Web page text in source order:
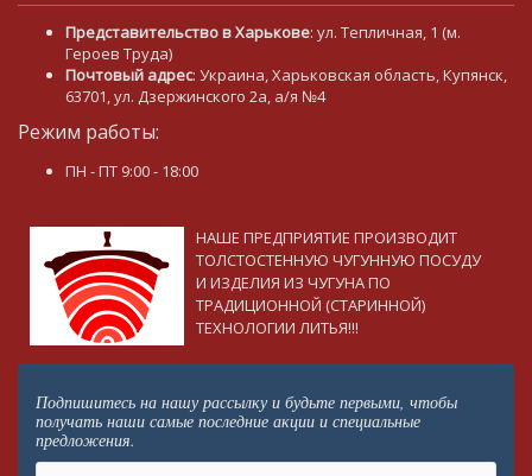
Представительство в Харькове: ул. Тепличная, 1 (м.
Героев Труда)
Почтовый адрес: Украина, Харьковская область, Купянск,
63701, ул. Дзержинского 2а, а/я №4
Режим работы:
ПН - ПТ 9:00 - 18:00
НАШЕ ПРЕДПРИЯТИЕ ПРОИЗВОДИТ
ТОЛСТОСТЕННУЮ ЧУГУННУЮ ПОСУДУ
И ИЗДЕЛИЯ ИЗ ЧУГУНА ПО
ТРАДИЦИОННОЙ (СТАРИННОЙ)
ТЕХНОЛОГИИ ЛИТЬЯ!!!
Подпишитесь на нашу рассылку и будьте первыми, чтобы
получать наши самые последние акции и специальные
предложения.